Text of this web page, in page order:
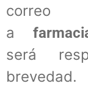
a
será
brevedad.